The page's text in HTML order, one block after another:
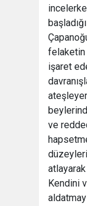
işaret
ve
atlayarak
Kendini